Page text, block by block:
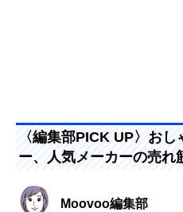
〈編集部PICK UP〉お
ー、人気メーカーの売れ
Moovoo編集部